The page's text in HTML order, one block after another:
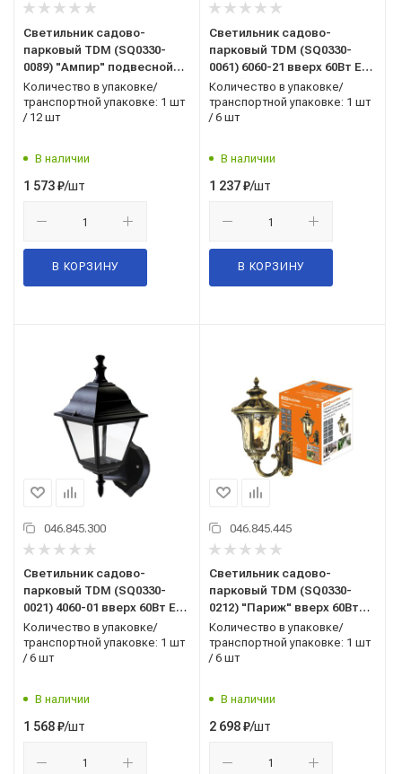
Светильник садово-
парковый TDM (SQ0330-
0089) "Ампир" подвесной
60Вт E27 бронза
Количество в упаковке/
транспортной упаковке: 1 шт
/ 12 шт
В наличии
1 573₽/шт
В КОРЗИНУ
Светильник садово-
парковый TDM (SQ0330-
0061) 6060-21 вверх 60Вт E27
белый
Количество в упаковке/
транспортной упаковке: 1 шт
/ 6 шт
В наличии
1 237₽/шт
В КОРЗИНУ
046.845.300
Светильник садово-
парковый TDM (SQ0330-
0021) 4060-01 вверх 60Вт E27
черный
Количество в упаковке/
транспортной упаковке: 1 шт
/ 6 шт
В наличии
1 568₽/шт
046.845.445
Светильник садово-
парковый TDM (SQ0330-
0212) "Париж" вверх 60Вт
E27 бронза
Количество в упаковке/
транспортной упаковке: 1 шт
/ 6 шт
В наличии
2 698₽/шт